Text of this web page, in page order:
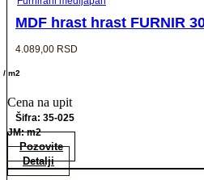
MDF hrast hrast FURNIR
4.089,00 RSD
/ m2
Cena na upit
Šifra: 35-025
JM: m2
Pozovite
Detalji